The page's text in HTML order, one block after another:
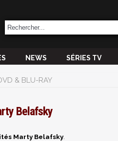
NEWS SÉRIES TV
& BLU-RAY
Belafsky
Marty Belafsky.